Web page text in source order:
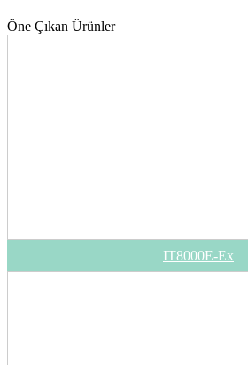
Öne Çıkan Ürünler
IT8000E-Ex